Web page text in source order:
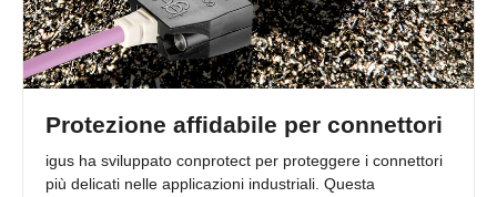
Protezione affidabile per connettori
igus ha sviluppato conprotect per proteggere i connettori
più delicati nelle applicazioni industriali. Questa